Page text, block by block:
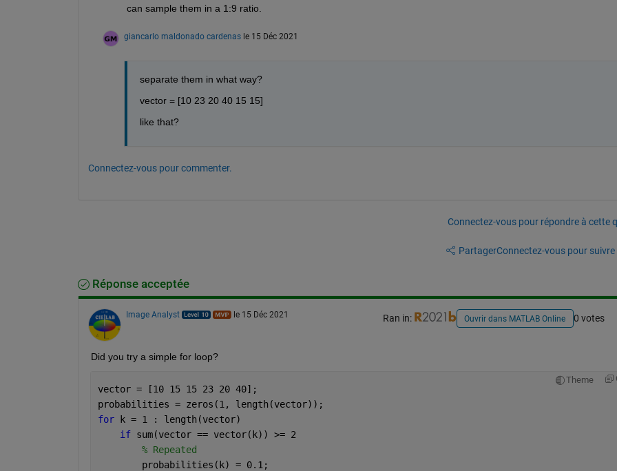
can sample them in a 1:9 ratio.
giancarlo maldonado cardenas le 15 Déc 2021
separate them in what way?
vector = [10 23 20 40 15 15]
like that?
Connectez-vous pour commenter.
Connectez-vous pour répondre à cette
PartagerConnectez-vous pour suivre
Réponse acceptée
Image Analyst le 15 Déc 2021 Ran in: Ouvrir dans MATLAB Online 0 votes
Did you try a simple for loop?
Theme
vector = [10 15 15 23 20 40];
probabilities = zeros(1, length(vector));
for k = 1 : length(vector)
if sum(vector == vector(k)) >= 2
% Repeated
        probabilities(k) = 0.1;